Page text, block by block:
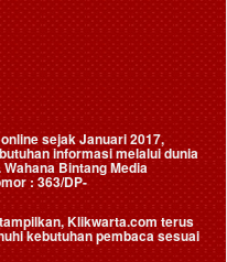
sejak Januari 2017,
informasi melalui dunia
Wahana Bintang Media
: 363/DP-
Klikwarta.com terus
kebutuhan pembaca sesuai